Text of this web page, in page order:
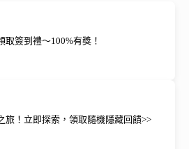
取簽到禮～100%有獎！
旅！立即探索，領取隨機隱藏回饋>>